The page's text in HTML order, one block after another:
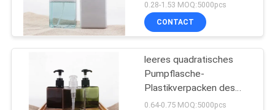
PRIVACY
POLICYkosmetische
Sprühflasche
28
ISO9001 TUV des
Schaum-250ml
0.28-1.53 MOQ:5000pcs
CONTACT
leeres quadratisches
Pumpflasche-
Plastikverpacken des
Schaum-250ml bunt für
0.64-0.75 MOQ:5000pcs